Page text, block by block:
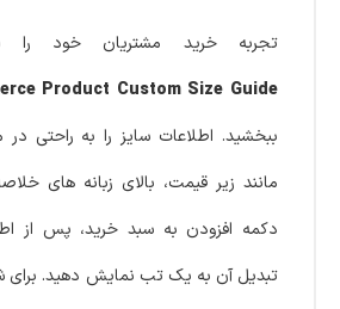
تجربه خرید مشتریان خود را
Product Custom Size Guide
ببخشید. اطلاعات سایز را به راحتی
مانند زیر قیمت، بالای زبانه های
دکمه افزودن به سبد خرید، پس از
تبدیل آن به یک تب نمایش دهید.